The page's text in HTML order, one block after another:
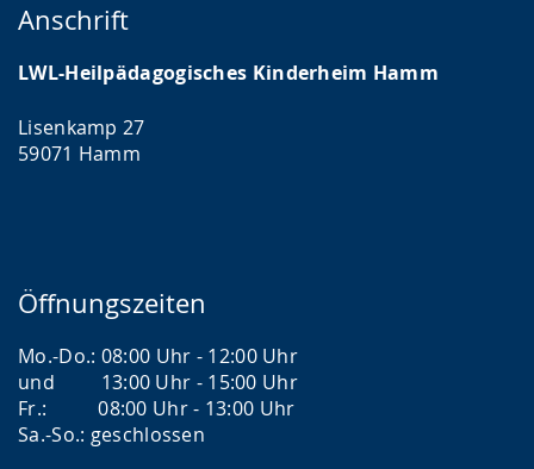
Anschrift
LWL-Heilpädagogisches Kinderheim Hamm
Lisenkamp 27
59071 Hamm
Öffnungszeiten
Mo.-Do.: 08:00 Uhr - 12:00 Uhr
und 13:00 Uhr - 15:00 Uhr
Fr.: 08:00 Uhr - 13:00 Uhr
Sa.-So.: geschlossen